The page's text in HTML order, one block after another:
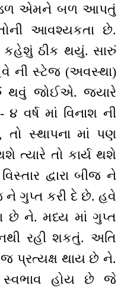
એમને બળ આપતું
આવશ્યકતા છે.
ઠીક થયું. સારું
ની સ્ટેજ (અવસ્થા)
થવું જોઈએ. જ્યારે
વર્ષ માં વિનાશ ની
સ્થાપના માં પણ
ત્યારે તો કાર્ય થશે
દ્વારા બીજ ને
ને ગુપ્ત કરી દે છે. હવે
છે ને. મધ્ય માં ગુપ્ત
રહી શકતું. અતિ
પ્રત્યક્ષ થાય છે ને.
હોય છે જે